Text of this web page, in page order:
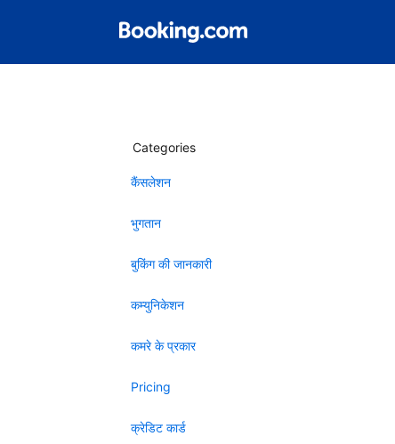
Categories
कैंसलेशन
भुगतान
बुकिंग की जानकारी
कम्युनिकेशन
कमरे के प्रकार
Pricing
क्रेडिट कार्ड